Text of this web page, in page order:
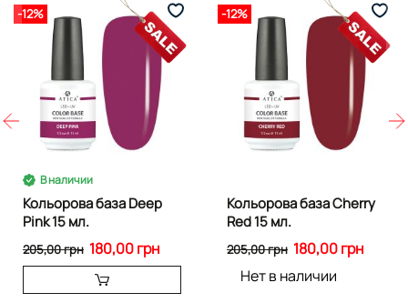
-12%
В наличии
Кольорова база Deep
Pink 15 мл.
180,00 грн
205,00 грн
-12%
Кольорова база Cherry
Red 15 мл.
180,00 грн
205,00 грн
Нет в наличии